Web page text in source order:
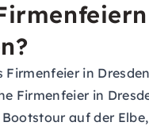
Firmenfeier in
Firmenfeier in
auf der